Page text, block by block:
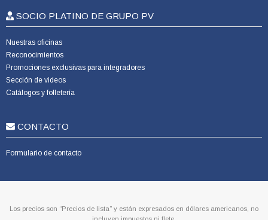
SOCIO PLATINO DE GRUPO PV
Nuestras oficinas
Reconocimientos
Promociones exclusivas para integradores
Sección de videos
Catálogos y folletería
CONTACTO
Formulario de contacto
Los precios son “Precios de lista” y están expresados en dólares americanos, no